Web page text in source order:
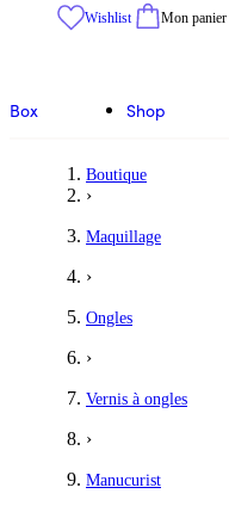
Wishlist Mon panier
Box Shop
Boutique
›
Maquillage
›
Ongles
›
Vernis à ongles
›
Manucurist